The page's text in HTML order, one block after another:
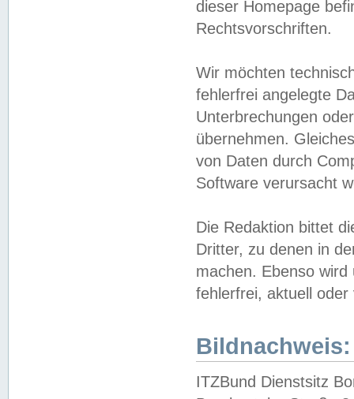
dieser Homepage
Rechtsvorschriften.
Wir möchten
fehlerfrei angelegte
Unterbrechungen
übernehmen.
von Daten durch
Software verursacht
Die Redaktion bittet
Dritter, zu denen in
machen. Ebenso
fehlerfrei, aktuell oder
Bildnachweis:
ITZBund Dienstsitz